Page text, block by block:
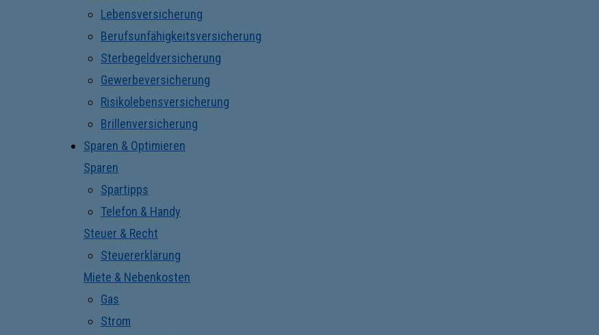
Lebensversicherung
Berufsunfähigkeitsversicherung
Sterbegeldversicherung
Gewerbeversicherung
Risikolebensversicherung
Brillenversicherung
Sparen & Optimieren
Sparen
Spartipps
Telefon & Handy
Steuer & Recht
Steuererklärung
Miete & Nebenkosten
Gas
Strom